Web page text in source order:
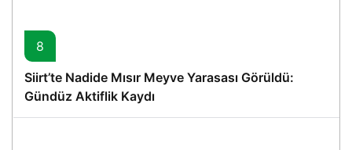
8
Siirt’te Nadide Mısır Meyve Yarasası Görüldü:
Gündüz Aktiflik Kaydı